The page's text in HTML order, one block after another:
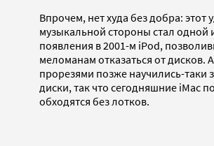
Впрочем, нет худа без добра: этот
музыкальной стороны стал одной
появления в 2001-м iPod,
меломанам отказаться от дисков.
прорезями позже научились-таки
диски, так что сегодняшние iMac
обходятся без лотков.